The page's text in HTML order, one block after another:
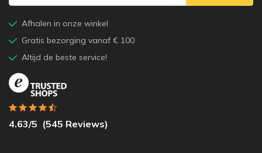
Afhalen in onze winkel
Gratis bezorging vanaf € 100
Altijd de beste service!
4.63/5 (545 Reviews)